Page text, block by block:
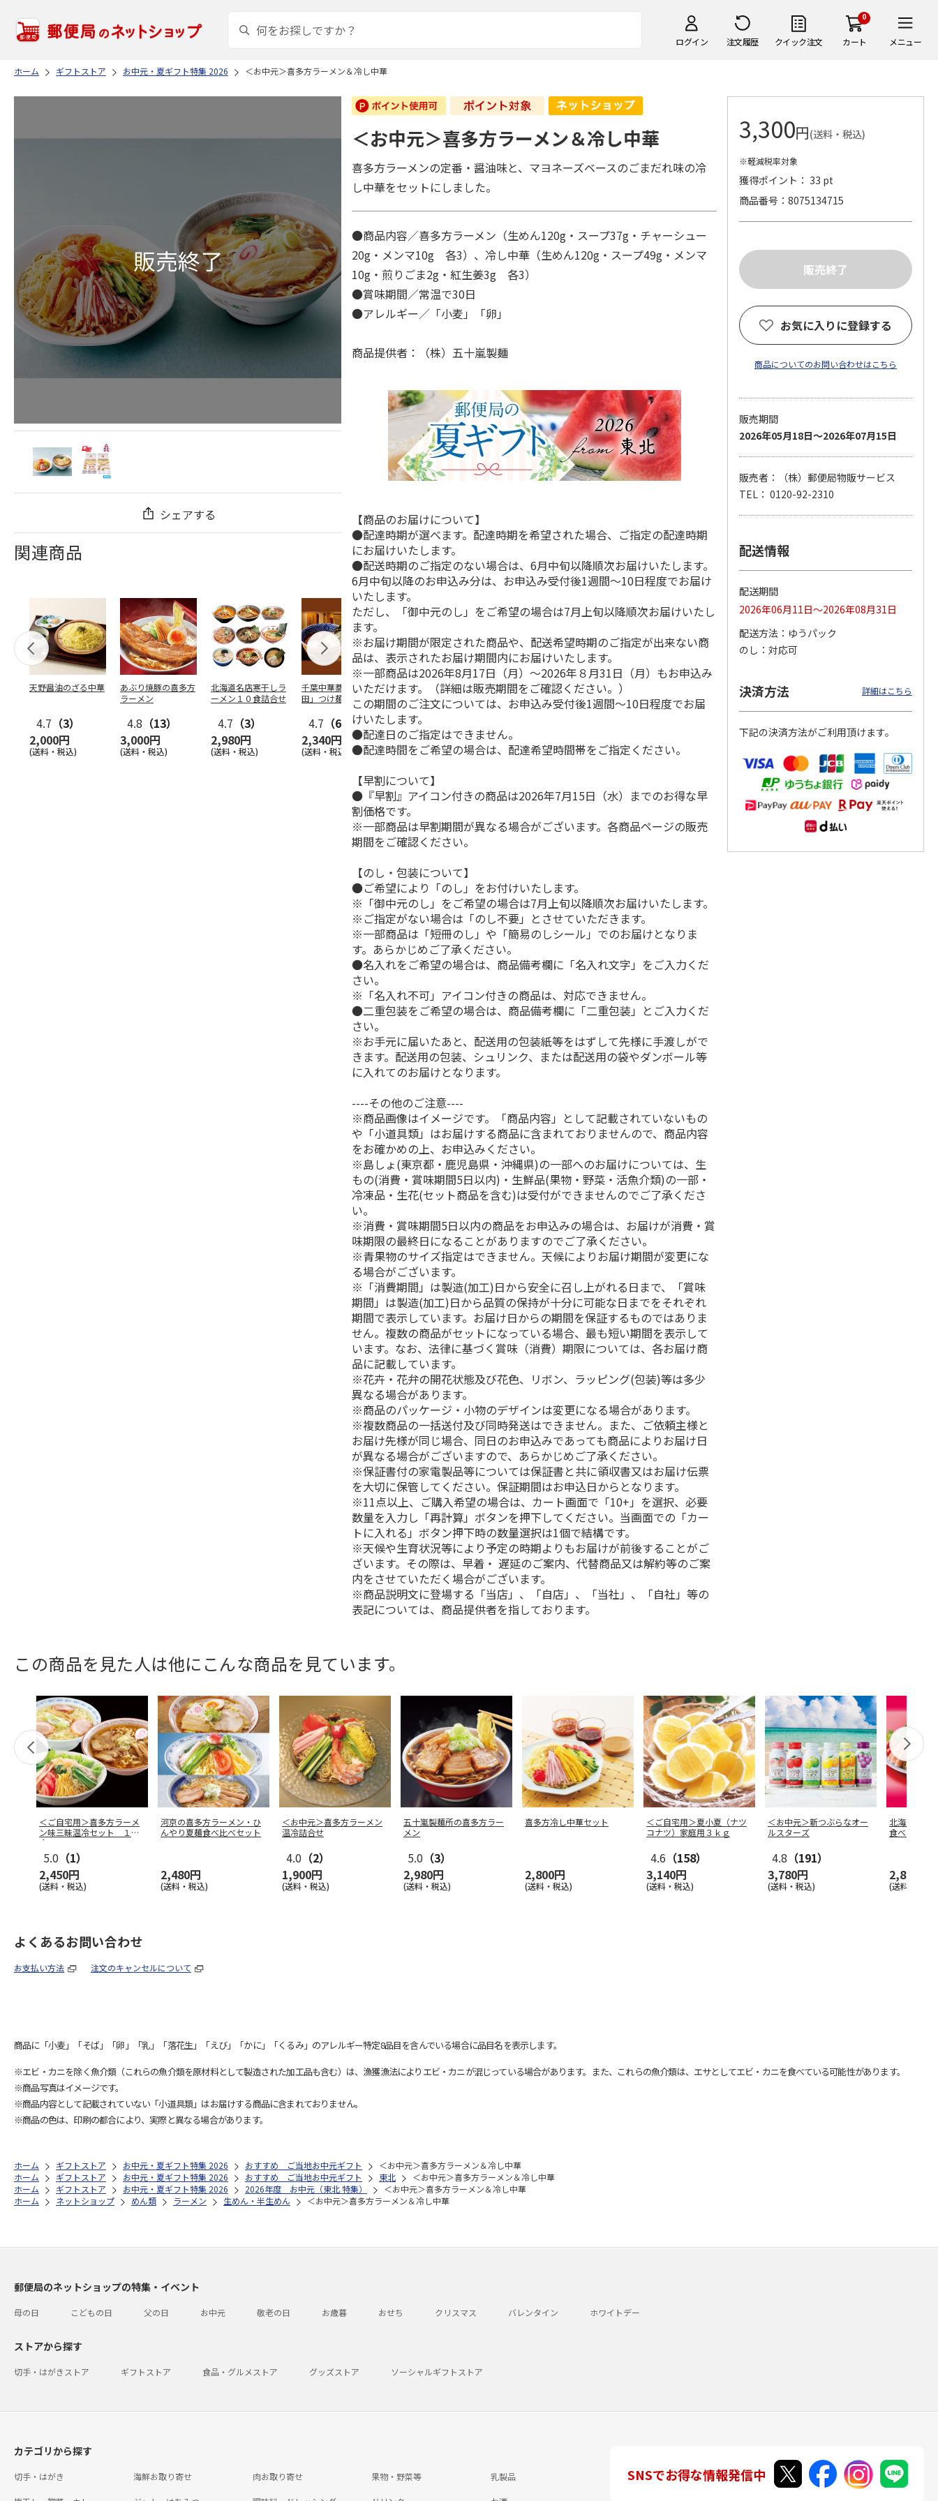
ログイン 注文履歴 クイック注文
0
カート メニュー
ホーム ギフトストア お中元・夏ギフト特集 2026 ＜お中元＞喜多方ラーメン＆冷し中華
シェアする
関連商品
天野醤油のざる中華
4.7 （3）
2,000円
(送料・税込)
あぶり焼豚の喜多方
ラーメン
4.8 （13）
3,000円
(送料・税込)
北海道名店寒干しラ
ーメン１０食詰合せ
4.7 （3）
2,980円
(送料・税込)
千葉中華蕎麦「とみ
田」つけ麺４食
4.7 （6）
2,340円
(送料・税込)
＜ご自宅用＞喜多方
ラーメン味三昧温冷
セット １０食
5.0（1）
2,450円
(送料・税込)
山形発祥 栄屋本店
元祖冷しらーめん
４食
1,440円
(送料・税込)
北海道名店の味ラー
メン５種
(送料・税込)
＜お中元＞喜多方ラ
ーメン温冷詰合せ
(送料・税込)
札幌西山ラーメン
５食
1,950円
一蘭ラーメン 博多
細麺ストレート ５
食
3,180円
(送料・税込)
＜お中元＞喜多方ラーメン＆冷し中華
喜多方ラーメンの定番・醤油味と、マヨネーズベースのごまだれ味の冷
し中華をセットにしました。
●商品内容／喜多方ラーメン（生めん120g・スープ37g・チャーシュー
20g・メンマ10g 各3）、冷し中華（生めん120g・スープ49g・メンマ
10g・煎りごま2g・紅生姜3g 各3）
●賞味期間／常温で30日
●アレルギー／「小麦」「卵」
商品提供者：（株）五十嵐製麺
【商品のお届けについて】
●配達時期が選べます。配達時期を希望された場合、ご指定の配達時期
にお届けいたします。
●配送時期のご指定のない場合は、6月中旬以降順次お届けいたします。
6月中旬以降のお申込み分は、お申込み受付後1週間～10日程度でお届け
いたします。
ただし、「御中元のし」をご希望の場合は7月上旬以降順次お届けいたし
ます。
※お届け期間が限定された商品や、配送希望時期のご指定が出来ない商
品は、表示されたお届け期間内にお届けいたします。
※一部商品は2026年8月17日（月）～2026年８月31日（月）もお申込み
いただけます。（詳細は販売期間をご確認ください。）
この期間のご注文については、お申込み受付後1週間～10日程度でお届
けいたします。
●配達日のご指定はできません。
●配達時間をご希望の場合は、配達希望時間帯をご指定ください。
【早割について】
●『早割』アイコン付きの商品は2026年7月15日（水）までのお得な早
割価格です。
※一部商品は早割期間が異なる場合がございます。各商品ページの販売
期間をご確認ください。
【のし・包装について】
●ご希望により「のし」をお付けいたします。
※「御中元のし」をご希望の場合は7月上旬以降順次お届けいたします。
※ご指定がない場合は「のし不要」とさせていただきます。
※一部商品は「短冊のし」や「簡易のしシール」でのお届けとなりま
す。あらかじめご了承ください。
●名入れをご希望の場合は、商品備考欄に「名入れ文字」をご入力くだ
さい。
※「名入れ不可」アイコン付きの商品は、対応できません。
●二重包装をご希望の場合は、商品備考欄に「二重包装」とご入力くだ
さい。
※お手元に届いたあと、配送用の包装紙等をはずして先様に手渡しがで
きます。配送用の包装、シュリンク、または配送用の袋やダンボール等
に入れてのお届けとなります。
----その他のご注意----
※商品画像はイメージです。「商品内容」として記載されていないもの
や「小道具類」はお届けする商品に含まれておりませんので、商品内容
をお確かめの上、お申込みください。
※島しょ(東京都・鹿児島県・沖縄県)の一部へのお届けについては、生
もの(消費・賞味期間5日以内)・生鮮品(果物・野菜・活魚介類)の一部・
冷凍品・生花(セット商品を含む)は受付ができませんのでご了承くださ
い。
※消費・賞味期間5日以内の商品をお申込みの場合は、お届けが消費・賞
味期限の最終日になることがありますのでご了承ください。
※青果物のサイズ指定はできません。天候によりお届け期間が変更にな
る場合がございます。
※「消費期間」は製造(加工)日から安全に召し上がれる日まで、「賞味
期間」は製造(加工)日から品質の保持が十分に可能な日までをそれぞれ
期間で表示しています。お届け日からの期間を保証するものではありま
せん。複数の商品がセットになっている場合、最も短い期間を表示して
います。なお、法律に基づく賞味（消費）期限については、各お届け商
品に記載しています。
※花卉・花弁の開花状態及び花色、リボン、ラッピング(包装)等は多少
異なる場合があります。
※商品のパッケージ・小物のデザインは変更になる場合があります。
※複数商品の一括送付及び同時発送はできません。また、ご依頼主様と
お届け先様が同じ場合、同日のお申込みであっても商品によりお届け日
が異なる場合がございますので、あらかじめご了承ください。
※保証書付の家電製品等については保証書と共に領収書又はお届け伝票
を大切に保管してください。保証期間はお申込日からとなります。
※11点以上、ご購入希望の場合は、カート画面で「10+」を選択、必要
数量を入力し「再計算」ボタンを押下してください。当画面での「カー
トに入れる」ボタン押下時の数量選択は1個で結構です。
※天候や生育状況等により予定の時期よりもお届けが前後することがご
ざいます。その際は、早着・ 遅延のご案内、代替商品又は解約等のご案
内をさせていただく場合がございます。
※商品説明文に登場する「当店」、「自店」、「当社」、「自社」等の
表記については、商品提供者を指しております。
3,300円(送料・税込)
※軽減税率対象
獲得ポイント： 33 pt
商品番号
8075134715
お気に入りに登録する
商品についてのお問い合わせはこちら
販売期間
2026年05月18日～2026年07月15日
販売者：（株）郵便局物販サービス
TEL： 0120-92-2310
配送情報
配送期間
2026年06月11日～2026年08月31日
配送方法
ゆうパック
のし
対応可
決済方法 詳細はこちら
下記の決済方法がご利用頂けます。
この商品を見た人は他にこんな商品を見ています。
＜ご自宅用＞喜多方ラーメ
ン味三昧温冷セット １０
食
5.0 （1）
2,450円
(送料・税込)
河京の喜多方ラーメン・ひ
んやり夏麺食べ比べセット
2,480円
(送料・税込)
＜お中元＞喜多方ラーメン
温冷詰合せ
4.0 （2）
1,900円
(送料・税込)
五十嵐製麺所の喜多方ラー
メン
5.0 （3）
2,980円
(送料・税込)
喜多方冷し中華セット
2,800円
(送料・税込)
＜ご自宅用＞夏小夏（ナツ
コナツ）家庭用３ｋｇ
4.6 （158）
3,140円
(送料・税込)
＜お中元＞新つぶらなオー
ルスターズ
4.8 （191）
3,780円
(送料・税込)
北海道・九
食べくらべ
2,880円
(送料・税込)
よくあるお問い合わせ
お支払い方法 注文のキャンセルについて
商品に「小麦」「そば」「卵」「乳」「落花生」「えび」「かに」「くるみ」のアレルギー特定8品目を含んでいる場合に品目名を表示します。
※エビ・カニを除く魚介類（これらの魚介類を原材料として製造された加工品も含む）は、漁獲漁法によりエビ・カニが混じっている場合があります。また、これらの魚介類は、エサとしてエビ・カニを食べている可能性があります。
※商品写真はイメージです。
※商品内容として記載されていない「小道具類」はお届けする商品に含まれておりません。
※商品の色は、印刷の都合により、実際と異なる場合があります。
ホーム ギフトストア お中元・夏ギフト特集 2026 おすすめ ご当地お中元ギフト
＜お中元＞喜多方ラーメン＆冷し中華
ホーム
ギフトストア お中元・夏ギフト特集 2026 おすすめ ご当地お中元ギフト 東北
＜お中元＞喜多方ラーメン＆冷し中華
ホーム
ギフトストア お中元・夏ギフト特集 2026 2026年度 お中元（東北 特集）
＜お中元＞喜多方ラーメン＆冷し中華
ホーム
ネットショップ めん類 ラーメン 生めん・半生めん ＜お中元＞喜多方ラーメン＆冷し中華
郵便局のネットショップの特集・イベント
母の日 こどもの日 父の日 お中元 敬老の日 お歳暮 おせち クリスマス バレンタイン ホワイトデー
ストアから探す
切手・はがきストア ギフトストア 食品・グルメストア グッズストア ソーシャルギフトストア
カテゴリから探す
切手・はがき 海鮮お取り寄せ 肉お取り寄せ 果物・野菜等 乳製品 SNSでお得な情報発信中